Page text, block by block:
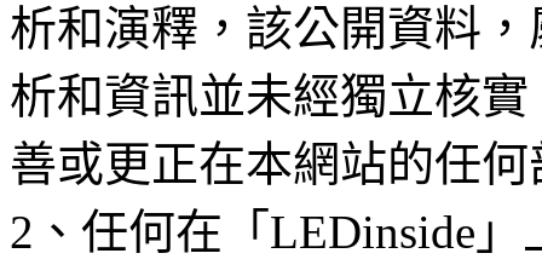
析和演釋，該公開資料
析和資訊並未經獨立核
善或更正在本網站的任
2、任何在「LEDinside